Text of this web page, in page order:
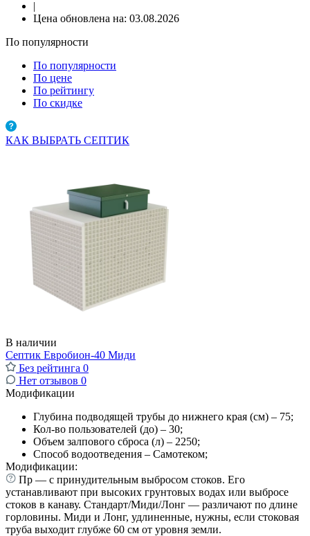
|
Цена обновлена на: 03.08.2026
По популярности
По популярности
По цене
По рейтингу
По скидке
КАК ВЫБРАТЬ СЕПТИК
В наличии
Септик Евробион-40 Миди
Без рейтинга 0
Нет отзывов 0
Модификации
Глубина подводящей трубы до нижнего края (см) – 75;
Кол-во пользователей (до) – 30;
Объем залпового сброса (л) – 2250;
Способ водоотведения – Самотеком;
Модификации:
Пр — с принудительным выбросом стоков. Его
устанавливают при высоких грунтовых водах или выбросе
стоков в канаву. Стандарт/Миди/Лонг — различают по длине
горловины. Миди и Лонг, удлиненные, нужны, если стоковая
труба выходит глубже 60 см от уровня земли.